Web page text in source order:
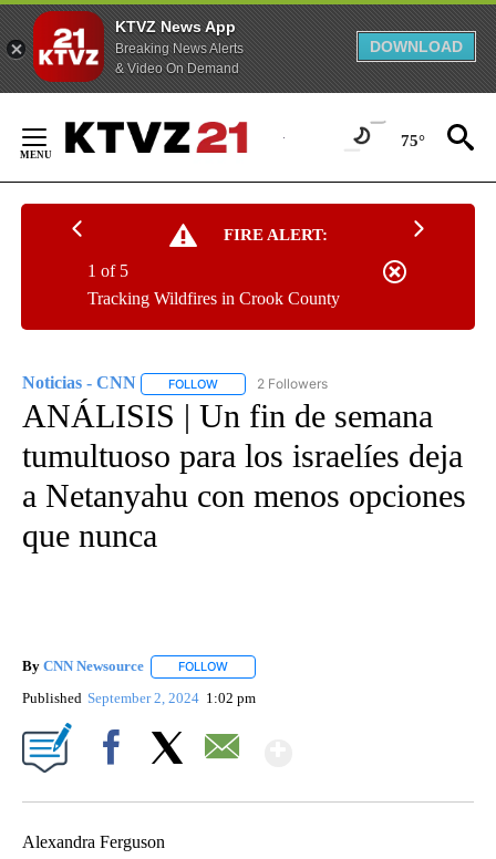
KTVZ News App
Breaking News Alerts
& Video On Demand
DOWNLOAD
Content
75°
FIRE ALERT:
Tracking Wildfires in Crook County
1 of 5
Noticias - CNN FOLLOW FOLLOW "NOTICIAS - CNN" TO RECEIVE
2 Followers
ANÁLISIS | Un fin de semana
tumultuoso para los israelíes deja
a Netanyahu con menos opciones
que nunca
By CNN Newsource FOLLOW
Published September 2, 2024 1:02 pm
Alexandra Ferguson